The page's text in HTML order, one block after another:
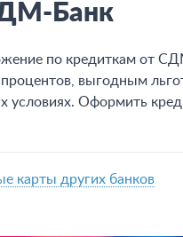
Банк
по кредиткам от
процентов, выгодным
условиях. Оформить
карты других банков